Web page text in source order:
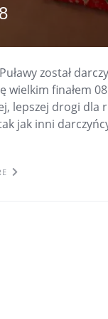
został
wielkim finałem
lepszej drogi dla
jak inni